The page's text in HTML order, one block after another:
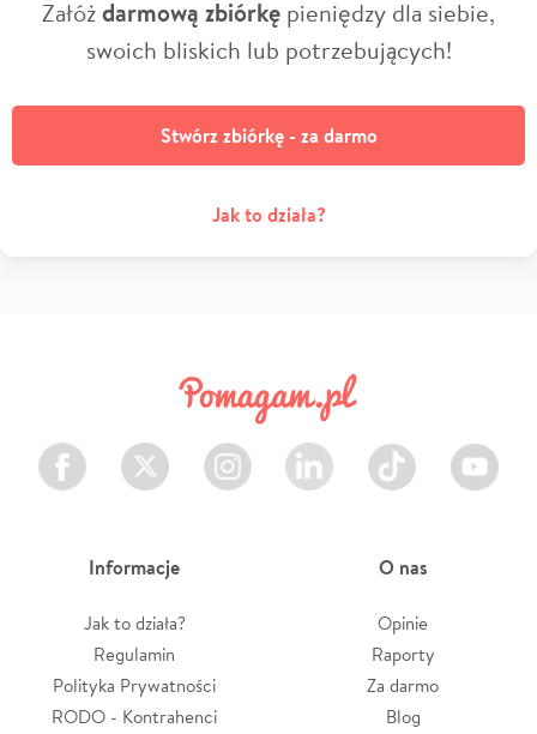
Załóżdarmową zbiórkę pieniędzy dla siebie,
swoich bliskich lub potrzebujących!
Stwórz zbiórkę - za darmo
Jak to działa?
Facebook Twitter Instagram LinkedIn TikTok Youtube
Informacje
Jak to działa?
Regulamin
Polityka Prywatności
RODO - Kontrahenci
O nas
Opinie
Raporty
Za darmo
Blog